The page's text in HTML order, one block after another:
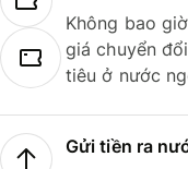
Không bao
giá chuyển
tiêu ở nước
Gửi tiền ra